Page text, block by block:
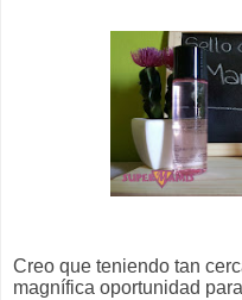
Creo que teniendo tan
magnífica oportunidad